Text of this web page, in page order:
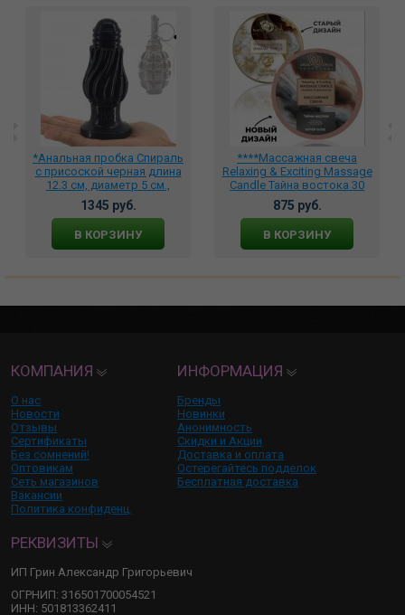
*Анальная пробка Спираль
с присоской черная длина
12.3 см, диаметр 5 см.,
CHGD001B
1345 руб.
В КОРЗИНУ
****Массажная свеча
Relaxing & Exciting Massage
Candle Тайна востока 30
мл., BMN-0073
875 руб.
В КОРЗИНУ
КОМПАНИЯ
О нас
Новости
Отзывы
Сертификаты
Без сомнений!
Оптовикам
Сеть магазинов
Вакансии
Политика конфиденц.
ИНФОРМАЦИЯ
Бренды
Новинки
Анонимность
Скидки и Акции
Доставка и оплата
Остерегайтесь подделок
Бесплатная доставка
РЕКВИЗИТЫ
ИП Грин Александр Григорьевич
ОГРНИП: 316501700054521
ИНН: 501813362411